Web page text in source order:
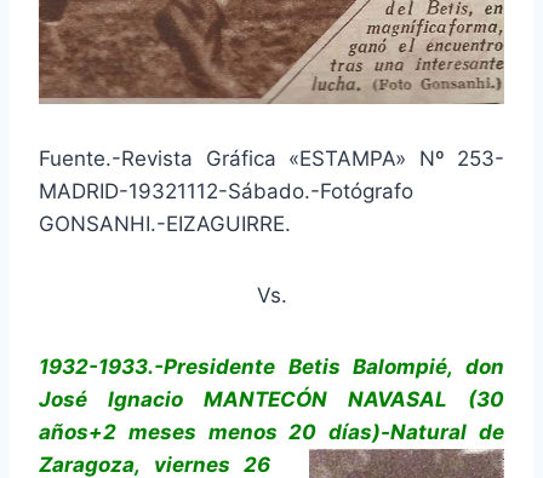
Fuente.-Revista Gráfica «ESTAMPA» Nº 253-
MADRID-19321112-Sábado.-Fotógrafo
GONSANHI.-EIZAGUIRRE.
Vs.
1932-1933.-Presidente Betis Balompié, don
José Ignacio MANTECÓN NAVASAL (30
años+2 meses menos 20días)-Natural de
Zaragoza, viernes 26